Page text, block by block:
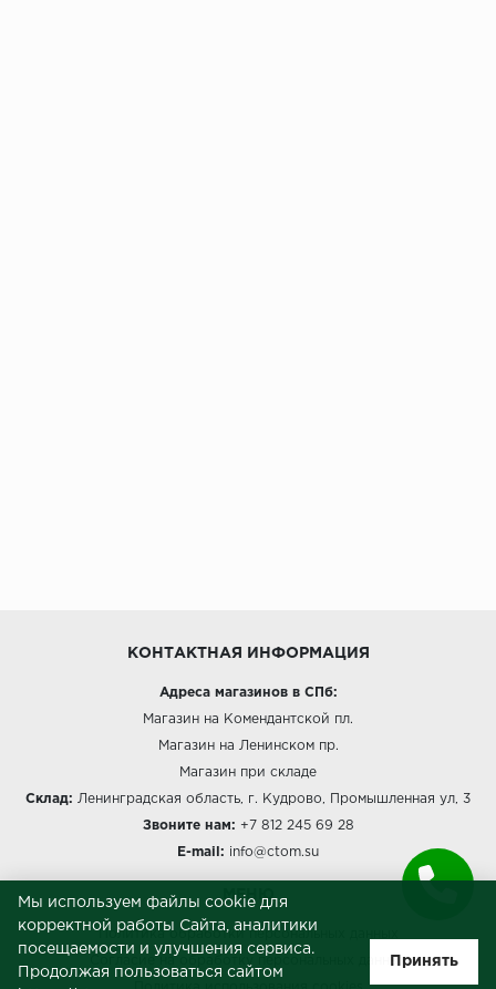
КОНТАКТНАЯ ИНФОРМАЦИЯ
Адреса магазинов в СПб:
Магазин на Комендантской пл.
Магазин на Ленинском пр.
Магазин при складе
Склад: Ленинградская область, г. Кудрово, Промышленная ул, 3
Звоните нам: +7 812 245 69 28
E-mail: info@ctom.su
МЕНЮ
Политика обработки персональных данных
Согласие на обработку персональных данных
Мы используем файлы cookie для
корректной работы Сайта, аналитики
посещаемости и улучшения сервиса.
Продолжая пользоваться сайтом
Принять